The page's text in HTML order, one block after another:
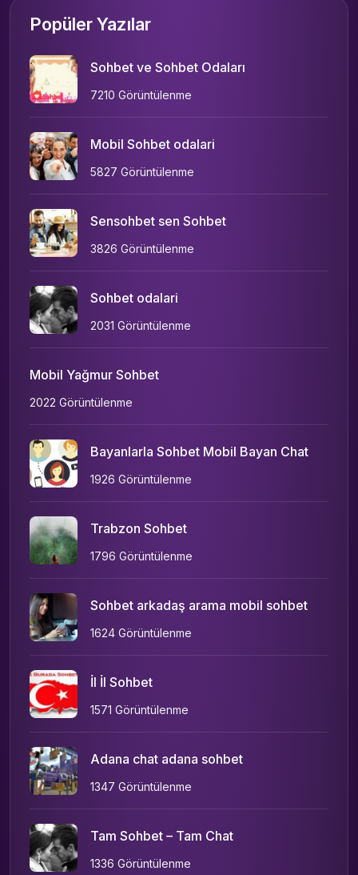
Popüler Yazılar
Sohbet ve Sohbet Odaları
7210 Görüntülenme
Mobil Sohbet odalari
5827 Görüntülenme
Sensohbet sen Sohbet
3826 Görüntülenme
Sohbet odalari
2031 Görüntülenme
Mobil Yağmur Sohbet
2022 Görüntülenme
Bayanlarla Sohbet Mobil Bayan Chat
1926 Görüntülenme
Trabzon Sohbet
1796 Görüntülenme
Sohbet arkadaş arama mobil sohbet
1624 Görüntülenme
İl İl Sohbet
1571 Görüntülenme
Adana chat adana sohbet
1347 Görüntülenme
Tam Sohbet – Tam Chat
1336 Görüntülenme